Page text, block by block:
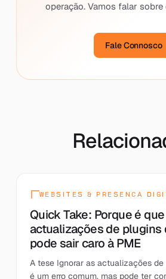
operação. Vamos falar
Fale Connosco
WEBSITES & PRESENCA
Quick Take: Porque é
actualizações de plugins
pode sair caro à PME
A tese Ignorar as actualizações
é um erro comum, mas pode ter